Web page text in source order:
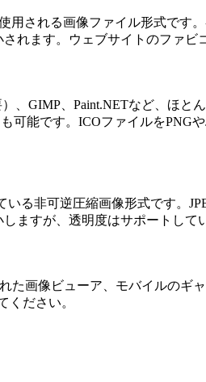
用される画像ファイル形式で
れます。ウェブサイトのファビ
、GIMP、Paint.NETなど、ほ
可能です。ICOファイルをPNG
る非可逆圧縮画像形式です。
ますが、透明度はサポートして
た画像ビューア、モバイルの
ください。